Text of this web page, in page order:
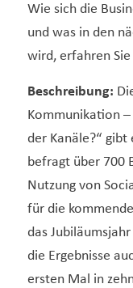
Wie sich die
und was in den
wird, erfahren
Beschreibung:
Kommunikation
der Kanäle?“
befragt über 700
Nutzung von
für die
das
die Ergebnisse
ersten Mal in